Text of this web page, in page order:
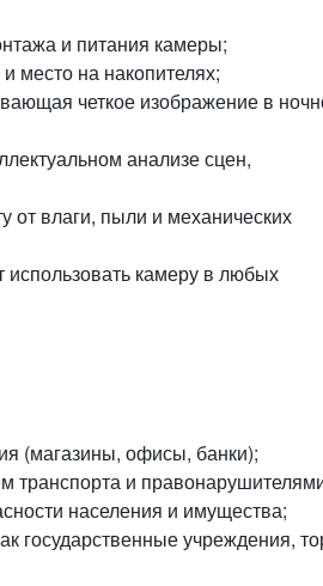
и питания камеры;
место на накопителях;
четкое изображение в
анализе сцен,
влаги, пыли и механических
использовать камеру в любых
(магазины, офисы, банки);
транспорта и
населения и имущества;
государственные учреждения,